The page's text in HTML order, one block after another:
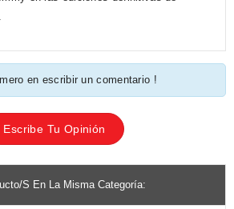
en escribir un comentario !
Escribe Tu Opinión
s En La Misma Categoría: